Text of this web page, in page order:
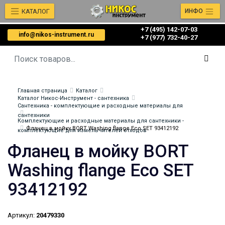
info@nikos-instrument.ru
+7 (495) 142-07-03
‎‎+7 (977) 732-40-27
КАТАЛОГ ИНФО
Главная страница
Каталог
Каталог Никос-Инструмент - сантехника
Сантехника - комплектующие и расходные материалы для
сантехники
Комплектующие и расходные материалы для сантехники -
комплектующие для измельчителей отходов
Фланец в мойку BORT Washing flange Eco SET 93412192
Фланец в мойку BORT
Washing flange Eco SET
93412192
Артикул: 20479330